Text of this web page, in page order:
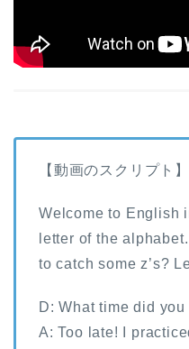
【動画のスクリプト】
Welcome to English
letter of the
to catch some z’s?
D: What time did
A: Too late! I